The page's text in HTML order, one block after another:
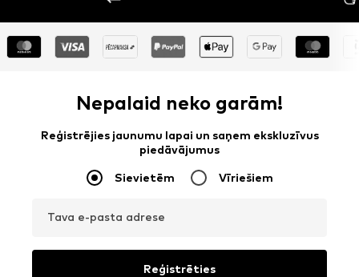
Nepalaid neko garām!
Reģistrējies jaunumu lapai un saņem ekskluzīvus
piedāvājumus
Sievietēm Vīriešiem
Tava e-pasta adrese
Reģistrēties